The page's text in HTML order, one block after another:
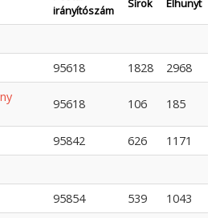
irányítószám
Sírok Elhunyt
95618 1828
2968
95618 106 185
95842 626 1171
95854 539 1043